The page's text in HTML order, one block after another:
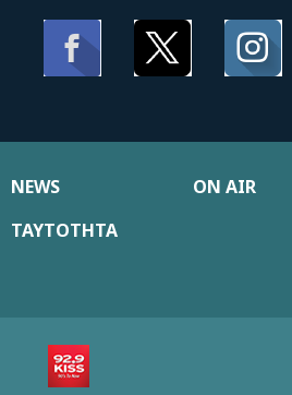
NEWS ON AIR
ΤΑΥΤΟΤΗΤΑ